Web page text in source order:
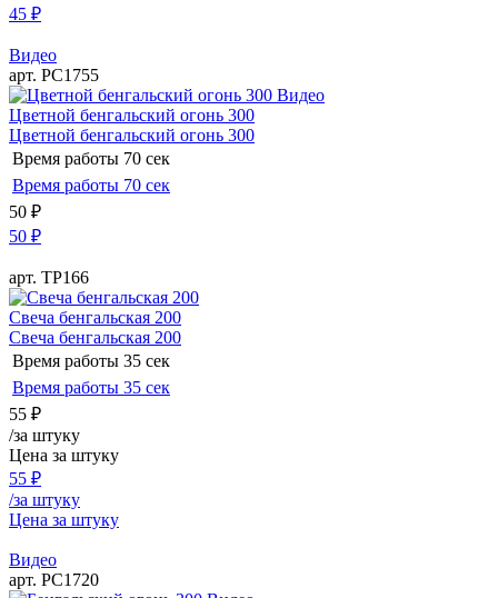
45 ₽
Видео
арт. РС1755
Видео
Цветной бенгальский огонь 300
Цветной бенгальский огонь 300
Время работы 70 сек
Время работы 70 сек
50 ₽
50 ₽
арт. ТР166
Свеча бенгальская 200
Свеча бенгальская 200
Время работы 35 сек
Время работы 35 сек
55 ₽
/за штуку
Цена за штуку
55 ₽
/за штуку
Цена за штуку
Видео
арт. РС1720